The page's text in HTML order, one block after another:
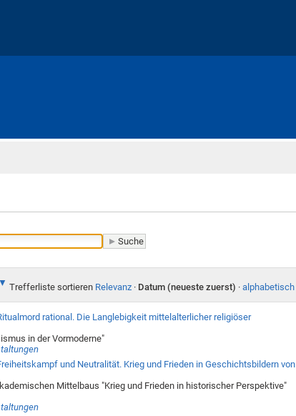
Trefferliste sortieren Relevanz · Datum (neueste zuerst) · alphabetisch
rational. Die Langlebigkeit mittelalterlicher religiöser
in der Vormoderne"
und Neutralität. Krieg und Frieden in Geschichtsbildern von
Mittelbaus "Krieg und Frieden in historischer Perspektive"